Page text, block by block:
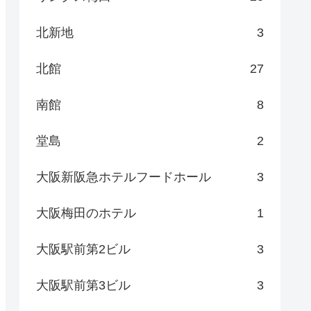
北新地 3
北館 27
南館 8
堂島 2
大阪新阪急ホテルフードホール 3
大阪梅田のホテル 1
大阪駅前第2ビル 3
大阪駅前第3ビル 3